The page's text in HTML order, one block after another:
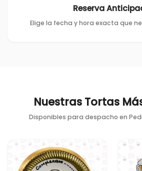
Reserva
Elige la fecha y hora exacta que
Nuestras Tortas
Disponibles para despacho en